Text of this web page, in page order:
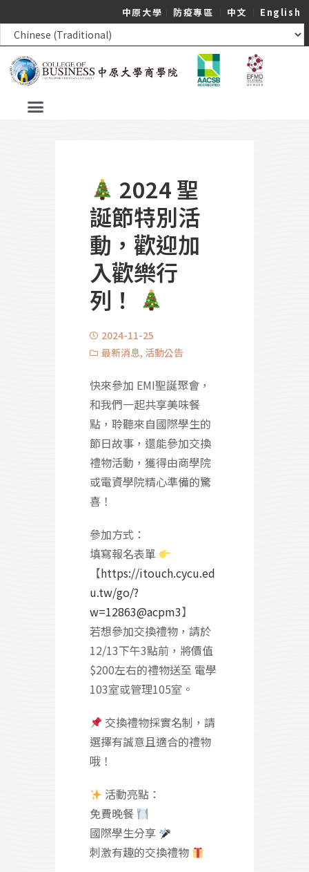
中原大學 防疫專區 中文 English
2024 聖
誕節特別活
動，歡迎加
入歡樂行
列！
2024-11-25
最新消息, 活動公告
快來參加 EMI聖誕聚會，
和我們一起共享美味餐
點，聆聽來自國際學生的
節日故事，還能參加交換
禮物活動，獲得由商學院
或電資學院精心準備的驚
喜！
參加方式：
填寫報名表單
【https://itouch.cycu.ed
u.tw/go/?
w=12863@acpm3】
若想參加交換禮物，請於
12/13下午3點前，將價值
$200左右的禮物送至 電學
103室或管理105室。
交換禮物採實名制，請
選擇有誠意且適合的禮物
哦！
活動亮點：
免費晚餐
國際學生分享
刺激有趣的交換禮物